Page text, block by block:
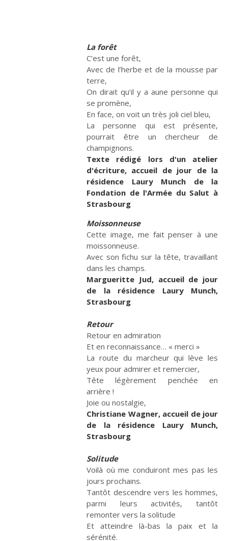
Les mots de la fin
D'un monde à l'Autre
Ces proches qui
Que peut la justice ?
Habiter les quartiers
Violences sexistes et
sexuelles
Où le temps nous
Gripper les rouages
Les liens de chœur
Les voix de la
transmission
La forêt
C’est une forêt,
Avec de l’herbe et de la mousse par
terre,
On dirait qu’il y a aune personne qui
se promène,
En face, on voit un très joli ciel bleu,
La personne qui est présente,
pourrait être un chercheur de
champignons.
Texte rédigé lors d'un atelier
d'écriture, accueil de jour de la
résidence Laury Munch de la
Fondation de l'Armée du Salut à
Strasbourg
Moissonneuse
Cette image, me fait penser à une
moissonneuse.
Avec son fichu sur la tête, travaillant
dans les champs.
Margueritte Jud, accueil de jour
de la résidence Laury Munch,
Strasbourg
Retour
Retour en admiration
Et en reconnaissance… « merci »
La route du marcheur qui lève les
yeux pour admirer et remercier,
Tête légèrement penchée en
arrière !
Joie ou nostalgie,
Christiane Wagner, accueil de jour
de la résidence Laury Munch,
Strasbourg
Solitude
Voilà où me conduiront mes pas les
jours prochains.
Tantôt descendre vers les hommes,
parmi leurs activités, tantôt
remonter vers la solitude
Et atteindre là-bas la paix et la
sérénité.